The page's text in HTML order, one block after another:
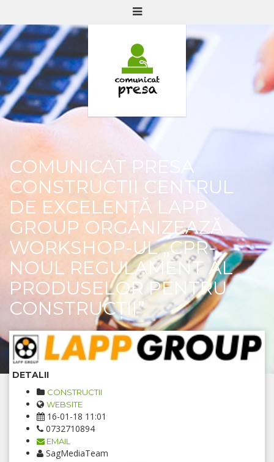
COMUNICAT PRESA
CONSTRUCTII CENTRUL
DE EXCELENȚĂ LAPP
GROUP ORGANIZEAZĂ
WORKSHOP-UL „CPR-
NOUL REGULAMENT AL
PRODUSELOR PENTRU
CONSTRUCȚII”
DETALII
CONSTRUCTII
WEBSITE
16-01-18 11:01
0732710894
EMAIL
SagMediaTeam